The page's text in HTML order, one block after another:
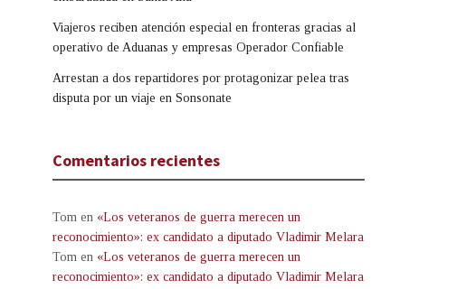
Viajeros reciben atención especial en fronteras gracias al
operativo de Aduanas y empresas Operador Confiable
Arrestan a dos repartidores por protagonizar pelea tras
disputa por un viaje en Sonsonate
Comentarios recientes
Tom en «Los veteranos de guerra merecen un
reconocimiento»: ex candidato a diputado Vladimir Melara
Tom en «Los veteranos de guerra merecen un
reconocimiento»: ex candidato a diputado Vladimir Melara